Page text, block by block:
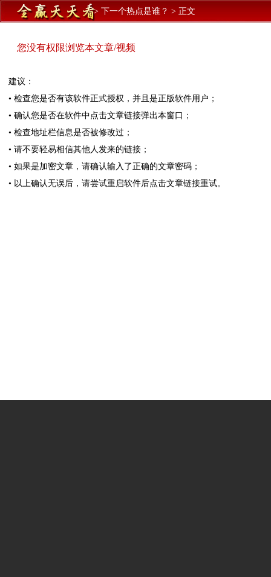
> 下一个热点是谁？ > 正文
您没有权限浏览本文章/视频
建议：
• 检查您是否有该软件正式授权，并且是正版软件用户；
• 确认您是否在软件中点击文章链接弹出本窗口；
• 检查地址栏信息是否被修改过；
• 请不要轻易相信其他人发来的链接；
• 如果是加密文章，请确认输入了正确的文章密码；
• 以上确认无误后，请尝试重启软件后点击文章链接重试。